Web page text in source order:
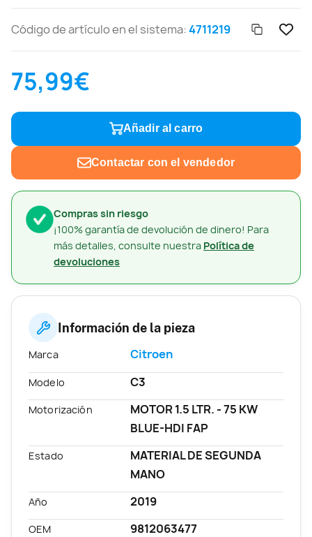
Compras sin riesgo
¡100% garantía de devolución de dinero! Para
más detalles, consulte nuestra Política de
devoluciones
Código de artículo en el sistema:4711219
75,99€
Añadir al carro
Contactar con el vendedor
Información de la pieza
Marca Citroen
Modelo C3
Motorización
MOTOR 1.5 LTR. - 75 KW
BLUE-HDI FAP
Estado
MATERIAL DE SEGUNDA
MANO
Año 2019
OEM 9812063477